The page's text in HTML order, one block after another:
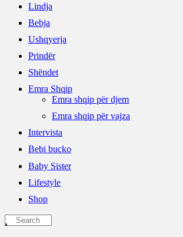
Lindja
Bebja
Ushqyerja
Prindër
Shëndet
Emra Shqip
Emra shqip për djem
Emra shqip për vajza
Intervista
Bebi buçko
Baby Sister
Lifestyle
Shop